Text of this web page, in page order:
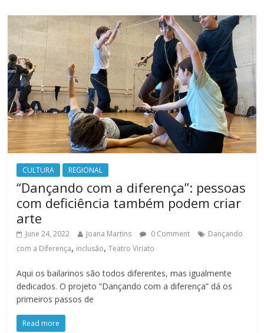
CULTURA REGIONAL
“Dançando com a diferença”: pessoas
com deficiência também podem criar
arte
June 24, 2022 Joana Martins 0 Comment
Dançando
com a Diferença, inclusão,Teatro Viriato
Aqui os bailarinos são todos diferentes, mas igualmente
dedicados. O projeto “Dançando com a diferença” dá os
primeiros passos de
Read more